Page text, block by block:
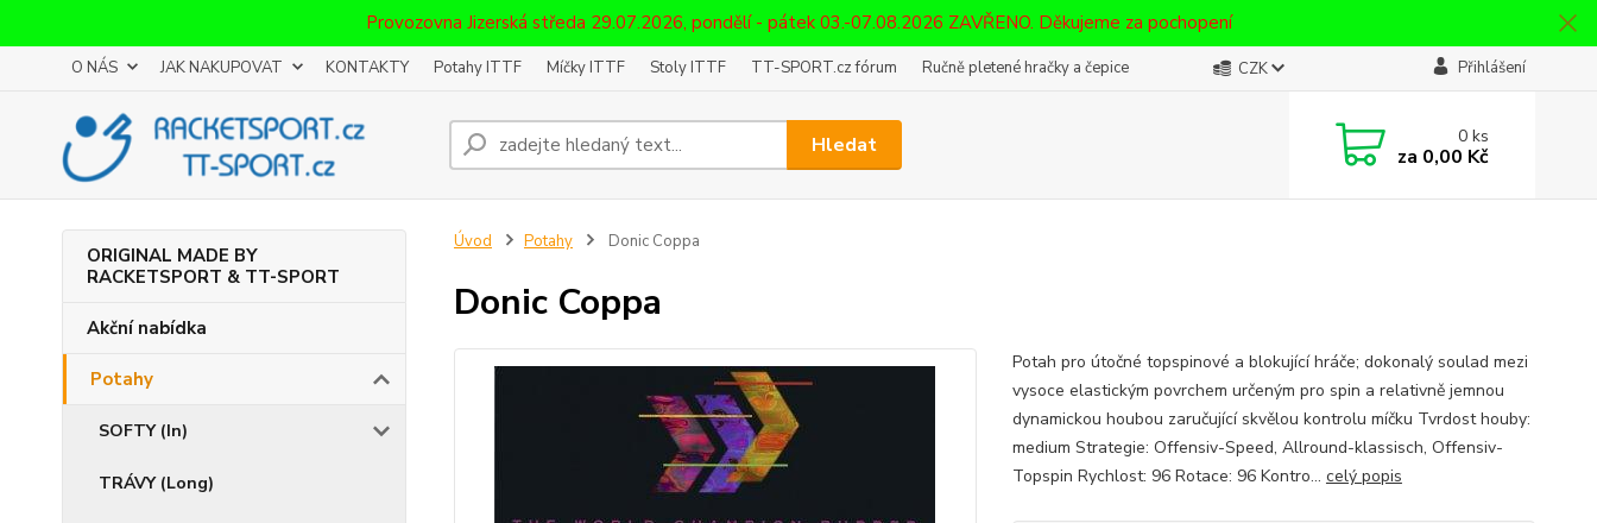
Provozovna Jizerská středa 29.07.2026, pondělí - pátek 03.-07.08.2026 ZAVŘENO. Děkujeme za pochopení
O NÁS JAK NAKUPOVAT KONTAKTY Potahy ITTF Míčky ITTF Stoly ITTF TT-SPORT.cz fórum Ručně pletené hračky a čepice CZK Přihlášení
Hledat 0ks
za 0,00 Kč
ORIGINAL MADE BY
RACKETSPORT & TT-SPORT
Akční nabídka
Potahy
SOFTY (In)
TRÁVY (Long)
Úvod Potahy Donic Coppa
Donic Coppa
Potah pro útočné topspinové a blokující hráče; dokonalý soulad mezi
vysoce elastickým povrchem určeným pro spin a relativně jemnou
dynamickou houbou zaručující skvělou kontrolu míčku Tvrdost houby:
medium Strategie: Offensiv-Speed, Allround-klassisch, Offensiv-
Topspin Rychlost: 96 Rotace: 96 Kontro... celý popis